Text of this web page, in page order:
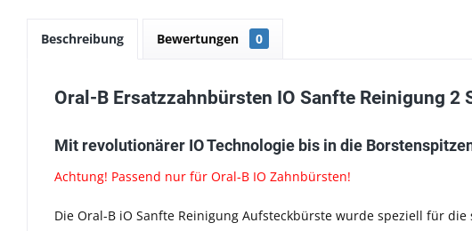
Beschreibung Bewertungen 0
Oral-B Ersatzzahnbürsten IO Sanfte Reinigung 2
Mit revolutionärer IO Technologie bis in die
Achtung! Passend nur für Oral-B IO Zahnbürsten!
Die Oral-B iO Sanfte Reinigung Aufsteckbürste wurde speziell für